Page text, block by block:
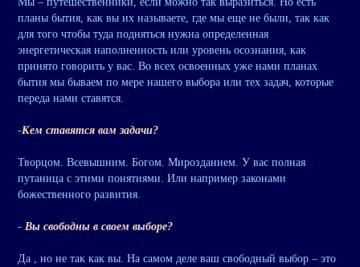
планы бытия, как вы их называете, где мы еще не были, так как
для того чтобы туда подняться нужна определенная
энергетическая наполненность или уровень осознания, как
принято говорить у вас. Во всех освоенных уже нами планах
бытия мы бываем по мере нашего выбора или тех задач, которые
переда нами ставятся.
-Кем ставятся вам задачи?
Творцом. Всевышним. Богом. Мирозданием. У вас полная
путаница с этими понятиями. Или например законами
божественного развития.
- Вы свободны в своем выборе?
Да , но не так как вы. На самом деле ваш свободный выбор – это